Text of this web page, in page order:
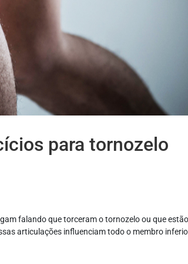
para tornozelo
falando que torceram o tornozelo ou que estão
articulações influenciam todo o membro